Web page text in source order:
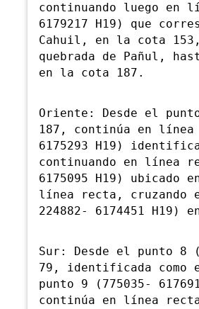
continuando luego en
6179217 H19) que
Cahuil, en la cota
quebrada de Pañul,
en la cota 187.
Oriente: Desde el
187, continúa en línea
6175293 H19)
continuando en línea
6175095 H19)
línea recta, cruzando
224882- 6174451 H19)
Sur: Desde el punto 8
79, identificada como
punto 9 (775035-
continúa en línea